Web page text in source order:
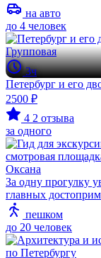
на авто
до 4 человек
Групповая
3ч
Петербург и его
2500 ₽
4 2 отзыва
за одного
Оксана
За одну прогулку
главных
пешком
до 20 человек